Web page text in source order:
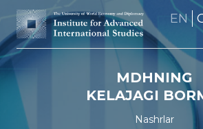
EN
MDHNING
KELAJAGI
Nashrlar